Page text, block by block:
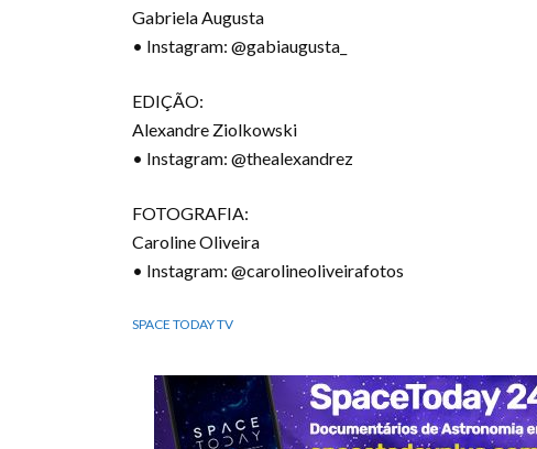
Gabriela Augusta
• Instagram: @gabiaugusta_
EDIÇÃO:
Alexandre Ziolkowski
• Instagram: @thealexandrez
FOTOGRAFIA:
Caroline Oliveira
• Instagram: @carolineoliveirafotos
SPACE TODAY TV